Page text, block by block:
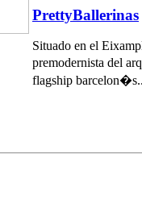
PrettyBallerinas
Situado en el
premodernista del
flagship